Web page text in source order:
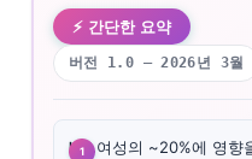
⚡ 간단한 요약
버전 1.0 — 2026년 3월
배
여성의 ~20%에 영향